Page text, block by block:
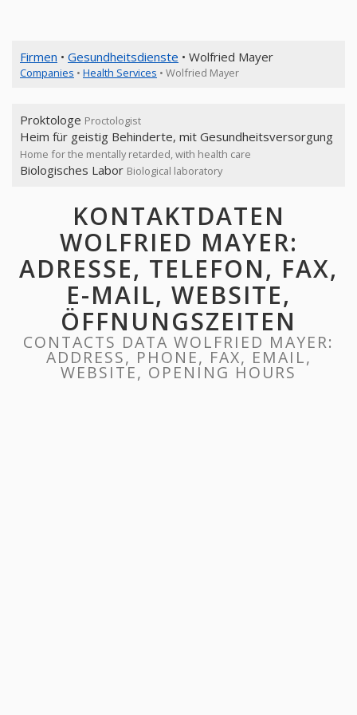
Firmen • Gesundheitsdienste • Wolfried Mayer
Companies • Health Services • Wolfried Mayer
Proktologe Proctologist
Heim für geistig Behinderte, mit Gesundheitsversorgung
Home for the mentally retarded, with health care
Biologisches Labor Biological laboratory
KONTAKTDATEN
WOLFRIED MAYER:
ADRESSE, TELEFON, FAX,
E-MAIL, WEBSITE,
ÖFFNUNGSZEITEN
CONTACTS DATA WOLFRIED MAYER:
ADDRESS, PHONE, FAX, EMAIL,
WEBSITE, OPENING HOURS